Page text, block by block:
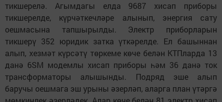
тикшерелә. Агымдагы елда 9687 хисап приборы
тикшерелде, күрчәткечләре алынып, энергия сату
оешмасына тапшырылды. Электр приборларын
тикшерү 352 юридик затка үткәрелде. Ел башыннан
алып, хезмәт күрсәтү төркеме көче белән КТПларда 13
данә 6SM модемлы хисап приборы һәм 36 данә ток
трансформаторы алышынды. Подряд эше алып
баручы оешмага эш урыны әзерләп, аларга план үтәргә